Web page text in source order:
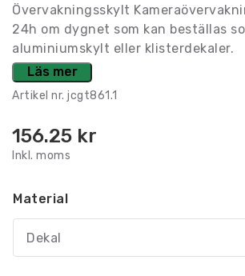
Övervakningsskylt
24h om dygnet som kan beställas
aluminiumskylt eller klisterdekaler.
Läs mer
Artikel nr. jcgt861.1
156.25 kr
Inkl. moms
Material
Dekal